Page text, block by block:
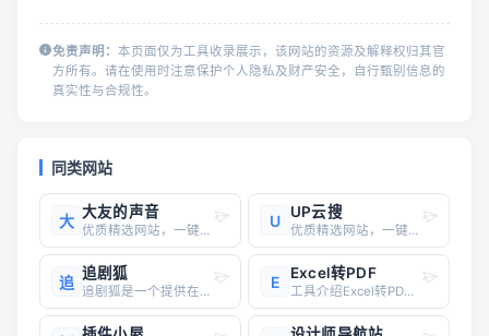
免责声明： 本页面仅为工具收录展示，该网站的资源及解释权归其官
方所有。请在使用时注意保护个人隐私及财产安全，自行甄别信息的
真实性与合规性。
同类网站
大 大友的声音
优质精选网站，一键直达
U UP云搜
优质精选网站，一键直达
追 追剧狐
追剧狐是一个提供在线观看影视剧的综合型影视网站，提供电影、剧集、动漫、综艺相关的内容。网站界面的风格偏向于手机端，使用电脑浏览器访问时会有些明显留白，不过配色各方面都比较干净，而且整站目前尚未发现广告，整体的浏览体验较佳。
E Excel转PDF
工具介绍Excel转PDF是一款专业的电子表格处理工具，能够轻松地将Excel文件转为PDF文件